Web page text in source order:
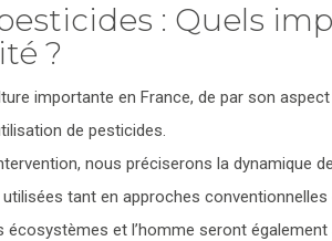
: Quels
?
importante en France, de par son
de pesticides.
nous préciserons la dynamique
tant en approches conventionnelles
écosystèmes et l’homme seront